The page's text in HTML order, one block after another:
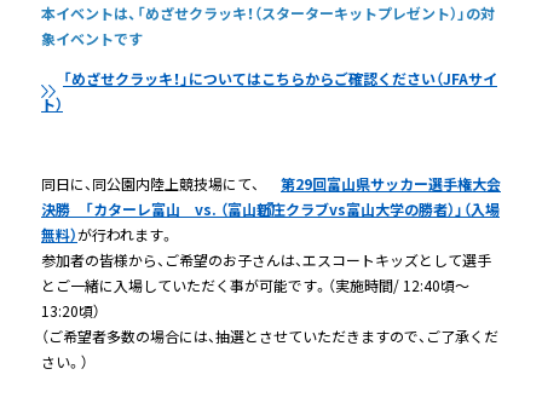
本イベントは、「めざせクラッキ！（スターターキットプレゼント）」の対
象イベントです
「めざせクラッキ！」についてはこちらからご確認ください（JFAサイ
ト）
同日に、同公園内陸上競技場にて、
第29回富山県サッカー選手権大会
決勝 「カターレ富山 vs. （富山新庄クラブvs富山大学の勝者）」（入場
無料）が行われます。
参加者の皆様から、ご希望のお子さんは、エスコートキッズとして選手
とご一緒に入場していただく事が可能です。（実施時間/ 12:40頃～
13:20頃）
（ご希望者多数の場合には、抽選とさせていただきますので、ご了承くだ
さい。）